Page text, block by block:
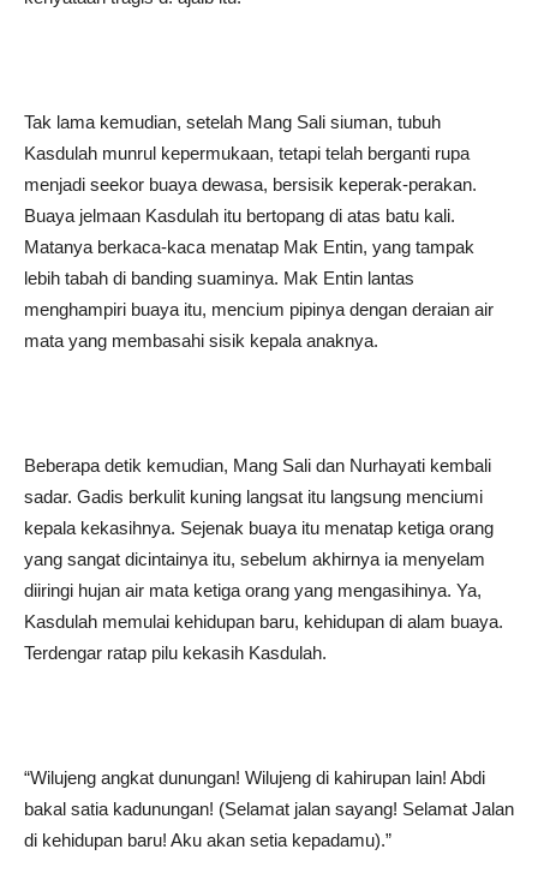
Tak lama kemudian, setelah Mang Sali siuman, tubuh
Kasdulah munrul kepermukaan, tetapi telah berganti rupa
menjadi seekor buaya dewasa, bersisik keperak-perakan.
Buaya jelmaan Kasdulah itu bertopang di atas batu kali.
Matanya berkaca-kaca menatap Mak Entin, yang tampak
lebih tabah di banding suaminya. Mak Entin lantas
menghampiri buaya itu, mencium pipinya dengan deraian air
mata yang membasahi sisik kepala anaknya.
Beberapa detik kemudian, Mang Sali dan Nurhayati kembali
sadar. Gadis berkulit kuning langsat itu langsung menciumi
kepala kekasihnya. Sejenak buaya itu menatap ketiga orang
yang sangat dicintainya itu, sebelum akhirnya ia menyelam
diiringi hujan air mata ketiga orang yang mengasihinya. Ya,
Kasdulah memulai kehidupan baru, kehidupan di alam buaya.
Terdengar ratap pilu kekasih Kasdulah.
“Wilujeng angkat dunungan! Wilujeng di kahirupan lain! Abdi
bakal satia kadunungan! (Selamat jalan sayang! Selamat Jalan
di kehidupan baru! Aku akan setia kepadamu).”